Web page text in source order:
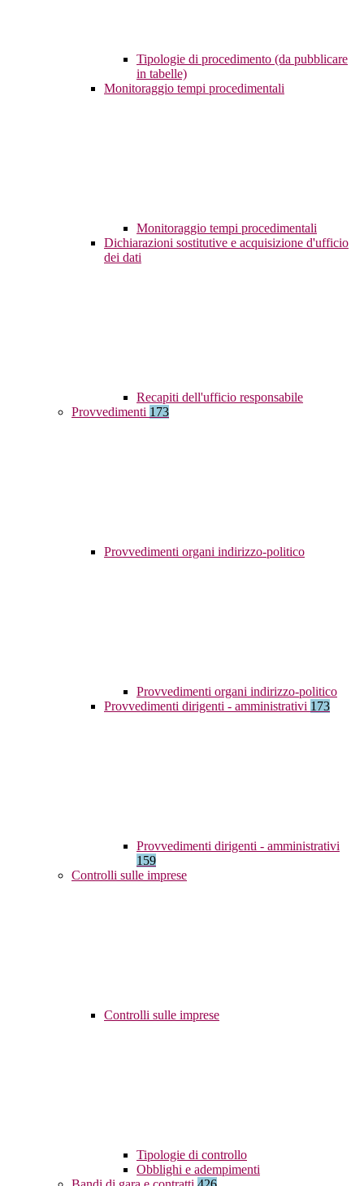
Tipologie di procedimento (da pubblicare
in tabelle)
Monitoraggio tempi procedimentali
Monitoraggio tempi procedimentali
Dichiarazioni sostitutive e acquisizione d'ufficio
dei dati
Recapiti dell'ufficio responsabile
Provvedimenti 173
Provvedimenti organi indirizzo-politico
Provvedimenti organi indirizzo-politico
Provvedimenti dirigenti - amministrativi 173
Provvedimenti dirigenti - amministrativi
159
Controlli sulle imprese
Controlli sulle imprese
Tipologie di controllo
Obblighi e adempimenti